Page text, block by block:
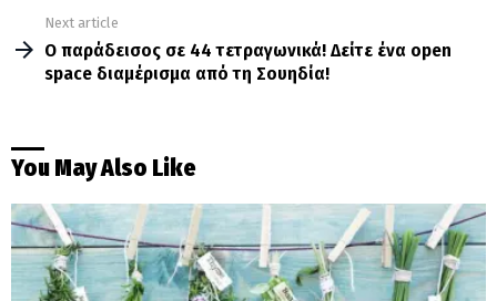
Next article
Ο παράδεισος σε 44 τετραγωνικά! Δείτε ένα οpen
space διαμέρισμα από τη Σουηδία!
You May Also Like